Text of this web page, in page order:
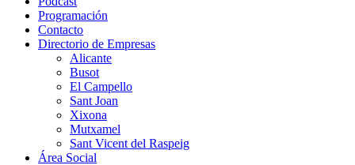
Programación
Contacto
Directorio de Empresas
Alicante
Busot
El Campello
Sant Joan
Xixona
Mutxamel
Sant Vicent del Raspeig
Área Social